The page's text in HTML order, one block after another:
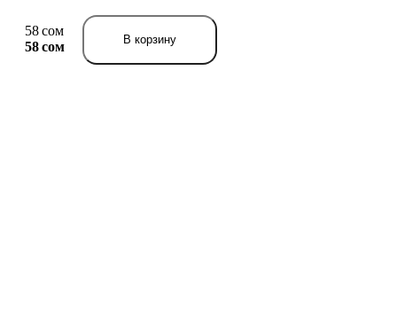
58 сом
58 сом
В корзину